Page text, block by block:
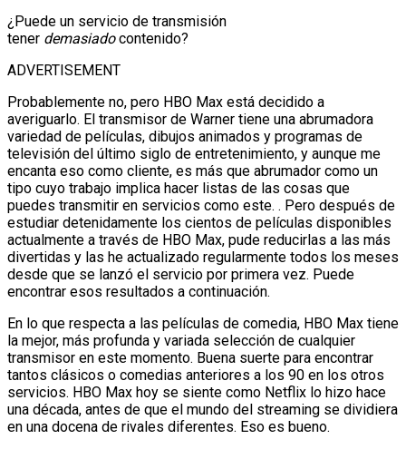
¿Puede un servicio de transmisión
tener demasiadocontenido?
ADVERTISEMENT
Probablemente no, pero HBO Max está decidido a
averiguarlo. El transmisor de Warner tiene una abrumadora
variedad de películas, dibujos animados y programas de
televisión del último siglo de entretenimiento, y aunque me
encanta eso como cliente, es más que abrumador como un
tipo cuyo trabajo implica hacer listas de las cosas que
puedes transmitir en servicios como este. . Pero después de
estudiar detenidamente los cientos de películas disponibles
actualmente a través de HBO Max, pude reducirlas a las más
divertidas y las he actualizado regularmente todos los meses
desde que se lanzó el servicio por primera vez. Puede
encontrar esos resultados a continuación.
En lo que respecta a las películas de comedia, HBO Max tiene
la mejor, más profunda y variada selección de cualquier
transmisor en este momento. Buena suerte para encontrar
tantos clásicos o comedias anteriores a los 90 en los otros
servicios. HBO Max hoy se siente como Netflix lo hizo hace
una década, antes de que el mundo del streaming se dividiera
en una docena de rivales diferentes. Eso es bueno.